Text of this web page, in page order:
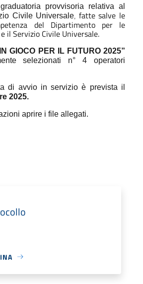
provvisoria relativa al
Civile Universale fatte salve le
del Dipartimento per le
il Servizio Civile Universale.
GIOCO PER IL FUTURO 2025”
selezionati n° 4 operatori
di avvio in servizio è prevista il
2025.
aprire i file allegati.